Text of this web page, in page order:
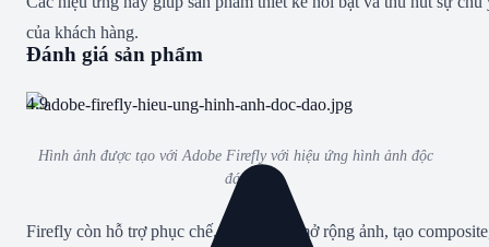
của khách hàng.
Hình ảnh được tạo với Adobe Firefly với hiệu ứng hình ảnh độc
đáo
Firefly còn hỗ trợ phục chế, chỉnh sửa, mở rộng ảnh, tạo
Đánh giá sản phẩm
4.9